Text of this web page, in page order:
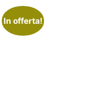
In offerta!